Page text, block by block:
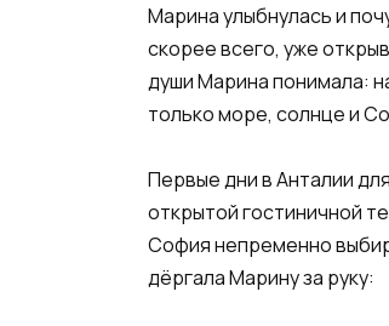
Марина улыбнулась и
скорее всего, уже
души Марина понимала:
только море, солнце и
Первые дни в Анталии
открытой гостиничной
София непременно
дёргала Марину за руку: